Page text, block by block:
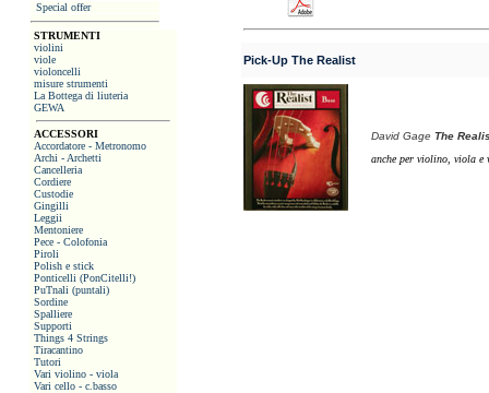
Special offer
STRUMENTI
violini
viole
violoncelli
misure strumenti
La Bottega di liuteria
GEWA
ACCESSORI
Accordatore - Metronomo
Archi - Archetti
Cancelleria
Cordiere
Custodie
Gingilli
Leggii
Mentoniere
Pece - Colofonia
Piroli
Polish e stick
Ponticelli (PonCitelli!)
PuTnali (puntali)
Sordine
Spalliere
Supporti
Things 4 Strings
Tiracantino
Tutori
Vari violino - viola
Vari cello - c.basso
Pick-Up The Realist
David Gage The
anche per violino, viola e